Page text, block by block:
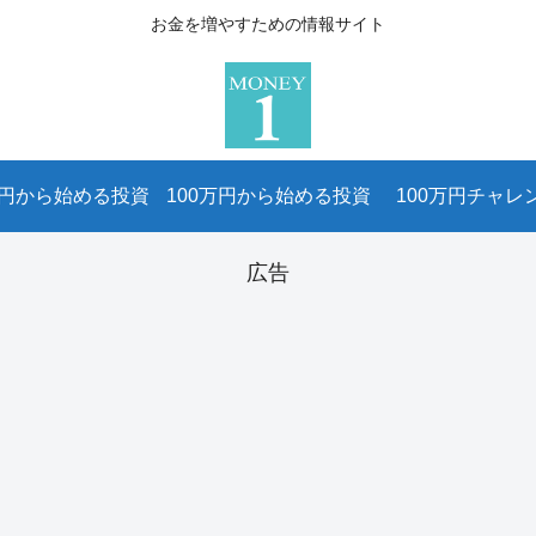
お金を増やすための情報サイト
から始める投資 100万円から始める投資 100万円チャレ
広告